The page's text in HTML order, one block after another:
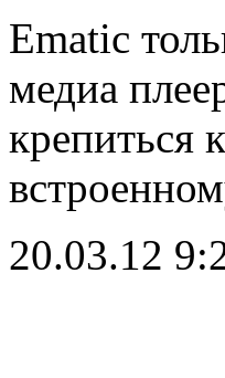
Ematic
медиа
крепиться
20.03.12